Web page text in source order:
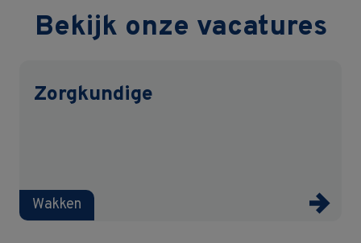
Bekijk onze vacatures
Zorgkundige
Wakken